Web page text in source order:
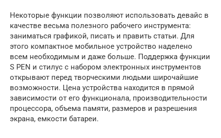
Некоторые функции позволяют использовать девайс в
качестве весьма полезного рабочего инструмента:
заниматься графикой, писать и править статьи. Для
этого компактное мобильное устройство наделено
всем необходимым и даже больше. Поддержка функции
S PEN и стилус с набором электронных инструментов
открывают перед творческими людьми широчайшие
возможности. Цена устройства находится в прямой
зависимости от его функционала, производительности
процессора, объема памяти, размеров и разрешения
экрана, емкости батареи.